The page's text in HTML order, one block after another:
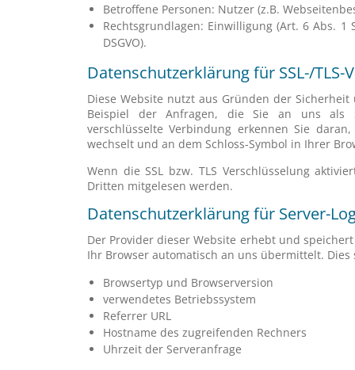
Betroffene Personen: Nutzer (z.B.
Rechtsgrundlagen: Einwilligung (Art. 6 Abs. 1
DSGVO).
Datenschutzerklärung für SSL-/TLS-
Diese Website nutzt aus Gründen der
Beispiel der Anfragen, die Sie an uns als
verschlüsselte Verbindung erkennen Sie
wechselt und an dem Schloss-Symbol in Ihrer
Wenn die SSL bzw. TLS Verschlüsselung
Dritten mitgelesen werden.
Datenschutzerklärung für Server-
Der Provider dieser Website erhebt und
Ihr Browser automatisch an uns übermittelt. Dies
Browsertyp und Browserversion
verwendetes Betriebssystem
Referrer URL
Hostname des zugreifenden Rechners
Uhrzeit der Serveranfrage